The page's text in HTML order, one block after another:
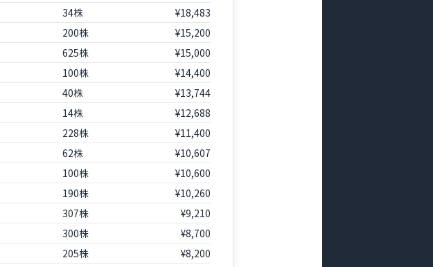
34株
¥18,483
200株
¥15,200
625株
¥15,000
100株
¥14,400
40株
¥13,744
14株
¥12,688
228株
¥11,400
62株
¥10,607
100株
¥10,600
190株
¥10,260
307株
¥9,210
300株
¥8,700
205株
¥8,200